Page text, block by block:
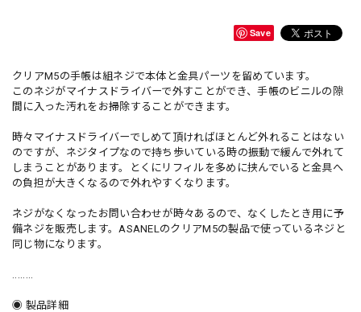
Save
クリアM5の手帳は組ネジで本体と金具パーツを留めています。
このネジがマイナスドライバーで外すことができ、手帳のビニルの隙
間に入った汚れをお掃除することができます。
時々マイナスドライバーでしめて頂ければほとんど外れることはない
のですが、ネジタイプなので持ち歩いている時の振動で緩んで外れて
しまうことがあります。とくにリフィルを多めに挟んでいると金具へ
の負担が大きくなるので外れやすくなります。
ネジがなくなったお問い合わせが時々あるので、なくしたとき用に予
備ネジを販売します。ASANELのクリアM5の製品で使っているネジと
同じ物になります。
◉ 製品詳細